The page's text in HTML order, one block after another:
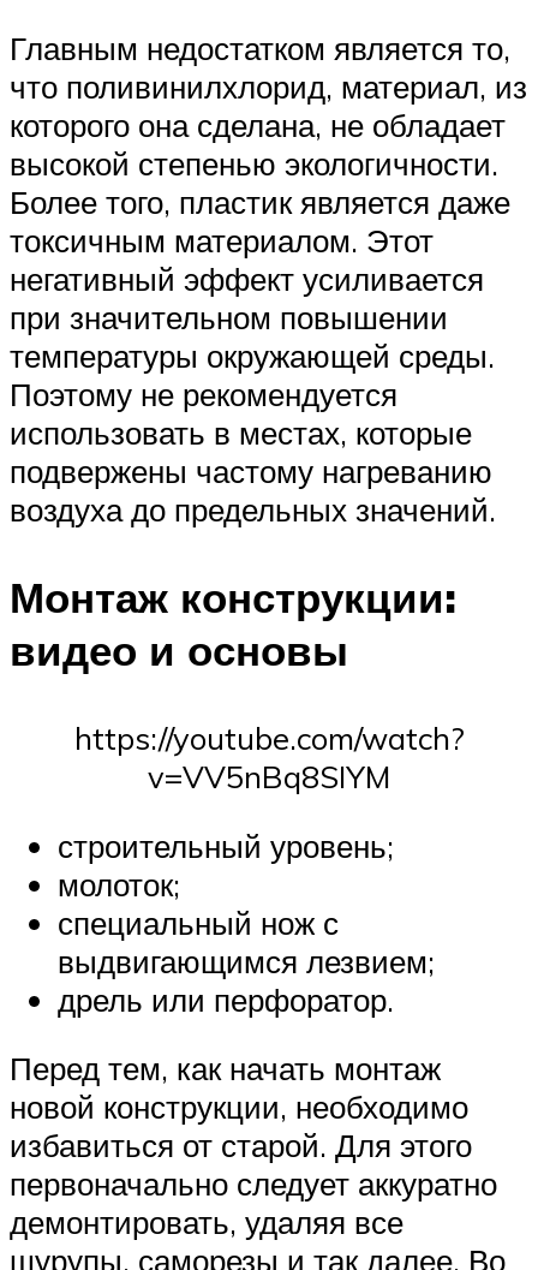
Главным недостатком является то,
что поливинилхлорид, материал, из
которого она сделана, не обладает
высокой степенью экологичности.
Более того, пластик является даже
токсичным материалом. Этот
негативный эффект усиливается
при значительном повышении
температуры окружающей среды.
Поэтому не рекомендуется
использовать в местах, которые
подвержены частому нагреванию
воздуха до предельных значений.
Монтаж конструкции:
видео и основы
https://youtube.com/watch?
v=VV5nBq8SIYM
строительный уровень;
молоток;
специальный нож с
выдвигающимся лезвием;
дрель или перфоратор.
Перед тем, как начать монтаж
новой конструкции, необходимо
избавиться от старой. Для этого
первоначально следует аккуратно
демонтировать, удаляя все
шурупы, саморезы и так далее. Во